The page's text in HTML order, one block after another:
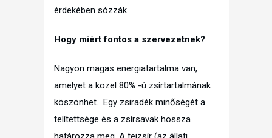
érdekében sózzák.
Hogy miért fontos a szervezetnek?
Nagyon magas energiatartalma van,
amelyet a közel 80% -ú zsírtartalmának
köszönhet. Egy zsiradék minőségét a
telítettsége és a zsírsavak hossza